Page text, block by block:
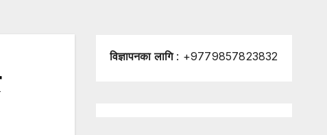
विज्ञापनका लागि: +9779857823832